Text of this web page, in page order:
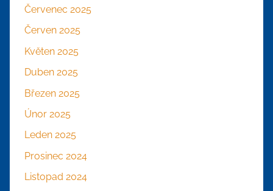
Červenec 2025
Červen 2025
Květen 2025
Duben 2025
Březen 2025
Únor 2025
Leden 2025
Prosinec 2024
Listopad 2024